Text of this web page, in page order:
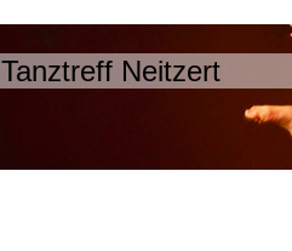
Tanztreff Neitzert